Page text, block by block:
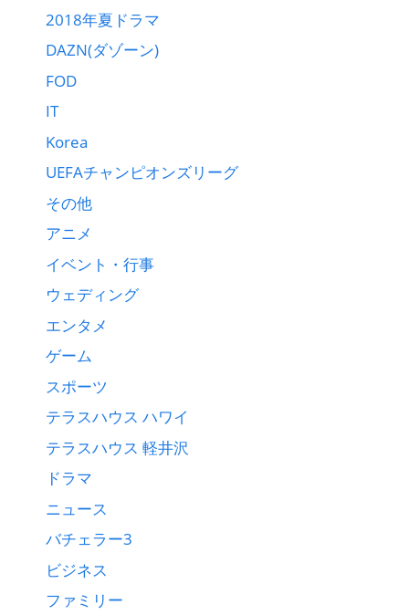
2018年夏ドラマ
DAZN(ダゾーン)
FOD
IT
Korea
UEFAチャンピオンズリーグ
その他
アニメ
イベント・行事
ウェディング
エンタメ
ゲーム
スポーツ
テラスハウス ハワイ
テラスハウス 軽井沢
ドラマ
ニュース
バチェラー3
ビジネス
ファミリー